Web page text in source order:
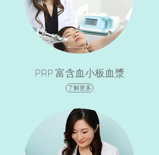
PRP 富含血小板血漿
了解更多